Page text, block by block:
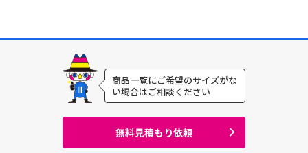
商品一覧にご希望のサイズがな
い場合はご相談ください
無料見積もり依頼